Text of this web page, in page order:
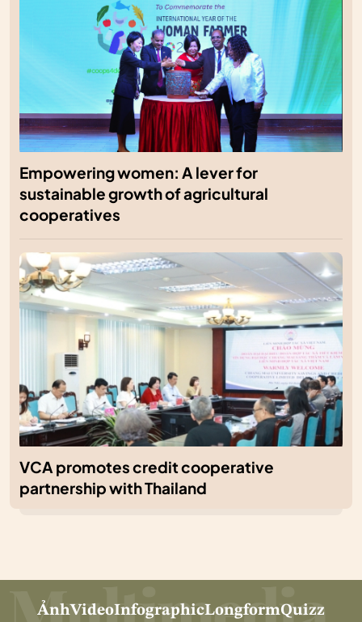
Empowering women: A lever for
sustainable growth of agricultural
cooperatives
VCA promotes credit cooperative
partnership with Thailand
ẢnhVideoInfographicLongformQuizz